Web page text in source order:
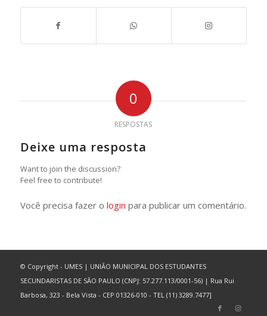
0
RESPOSTAS
Deixe uma resposta
Want to join the discussion?
Feel free to contribute!
Você precisa fazer o login para publicar um comentário.
© Copyright - UMES | UNIÃO MUNICIPAL DOS ESTUDANTES
SECUNDARISTAS DE SÃO PAULO (CNPJ: 57.277.113/0001-56) | Rua Rui
Barbosa, 323 - Bela Vista - CEP 01326-010 - TEL (11) 3289.7477]